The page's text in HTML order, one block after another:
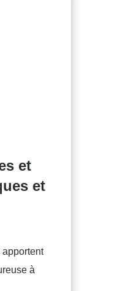
et
et
apportent
à